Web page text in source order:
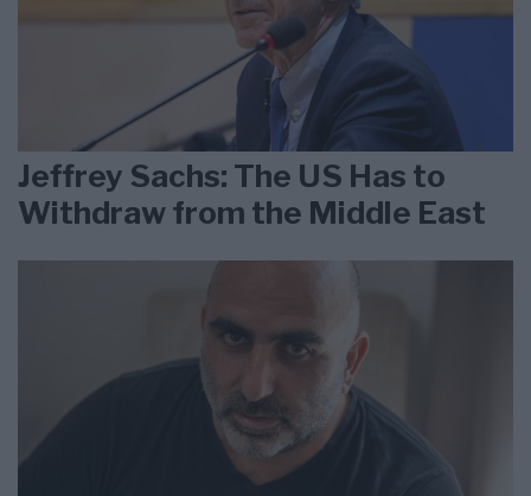
Jeffrey Sachs: The US Has to
Withdraw from the Middle East